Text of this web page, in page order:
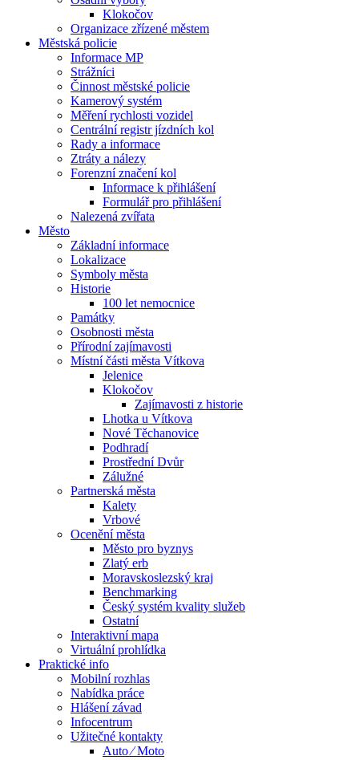
Klokočov
Organizace zřízené městem
Městská policie
Informace MP
Strážníci
Činnost městské policie
Kamerový systém
Měření rychlosti vozidel
Centrální registr jízdních kol
Rady a informace
Ztráty a nálezy
Forenzní značení kol
Informace k přihlášení
Formulář pro přihlášení
Nalezená zvířata
Město
Základní informace
Lokalizace
Symboly města
Historie
100 let nemocnice
Památky
Osobnosti města
Přírodní zajímavosti
Místní části města Vítkova
Jelenice
Klokočov
Zajímavosti z historie
Lhotka u Vítkova
Nové Těchanovice
Podhradí
Prostřední Dvůr
Zálužné
Partnerská města
Kalety
Vrbové
Ocenění města
Město pro byznys
Zlatý erb
Moravskoslezský kraj
Benchmarking
Český systém kvality služeb
Ostatní
Interaktivní mapa
Virtuální prohlídka
Praktické info
Mobilní rozhlas
Nabídka práce
Hlášení závad
Infocentrum
Užitečné kontakty
Auto ⁄ Moto